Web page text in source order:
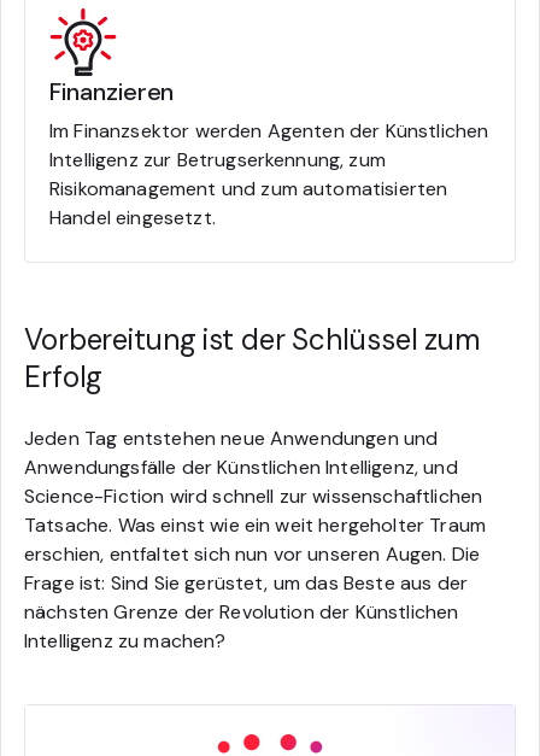
Finanzieren
Im Finanzsektor werden Agenten der Künstlichen
Intelligenz zur Betrugserkennung, zum
Risikomanagement und zum automatisierten
Handel eingesetzt.
Vorbereitung ist der Schlüssel zum
Erfolg
Jeden Tag entstehen neue Anwendungen und
Anwendungsfälle der Künstlichen Intelligenz, und
Science-Fiction wird schnell zur wissenschaftlichen
Tatsache. Was einst wie ein weit hergeholter Traum
erschien, entfaltet sich nun vor unseren Augen. Die
Frage ist: Sind Sie gerüstet, um das Beste aus der
nächsten Grenze der Revolution der Künstlichen
Intelligenz zu machen?